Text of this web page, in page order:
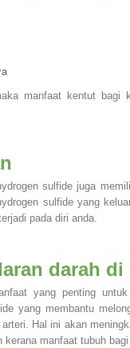
manfaat kentut bagi
sulfide juga
sulfide yang
pada diri anda.
darah
yang penting
yang membantu
Hal ini akan
kerana manfaat tubuh